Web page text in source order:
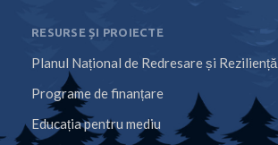
RESURSE ȘI PROIECTE
Planul Național de Redresare și Reziliență
Programe de finanțare
Educația pentru mediu